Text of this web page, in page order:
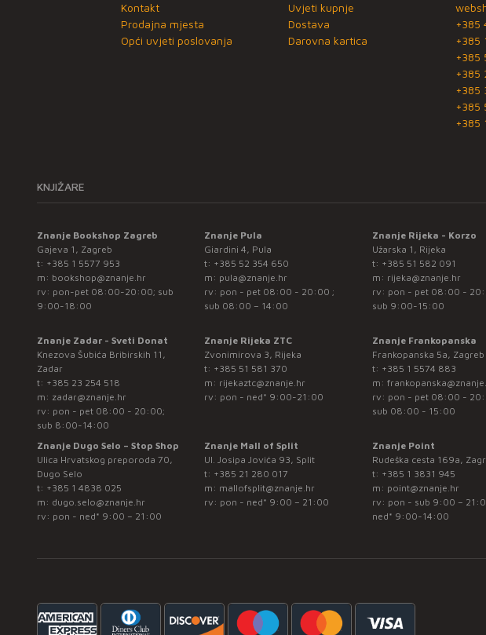
Kontakt
Prodajna mjesta
Opći uvjeti poslovanja
Uvjeti kupnje
Dostava
Darovna kartica
+385
+385
+385
+385
+385
+385
+385
KNJIŽARE
Znanje Bookshop Zagreb
Gajeva 1, Zagreb
t: +385 1 5577 953
m: bookshop@znanje.hr
rv: pon-pet 08:00-20:00; sub
9:00-18:00
Znanje Pula
Giardini 4, Pula
t: +385 52 354 650
m: pula@znanje.hr
rv: pon - pet 08:00 - 20:00 ;
sub 08:00 – 14:00
Znanje Rijeka - Korzo
Užarska 1, Rijeka
t: +385 51 582 091
m: rijeka@znanje.hr
rv: pon - pet 08:00 -
sub 9:00-15:00
Znanje Zadar - Sveti Donat
Knezova Šubića Bribirskih 11,
Zadar
t: +385 23 254 518
m: zadar@znanje.hr
rv: pon - pet 08:00 - 20:00;
sub 8:00-14:00
Znanje Rijeka ZTC
Zvonimirova 3, Rijeka
t: +385 51 581 370
m: rijekaztc@znanje.hr
rv: pon - ned* 9:00-21:00
Znanje Frankopanska
Frankopanska 5a, Zagreb
t: +385 1 5574 883
m:
rv: pon - pet 08:00 -
sub 08:00 - 15:00
Znanje Dugo Selo – Stop Shop
Ulica Hrvatskog preporoda 70,
Dugo Selo
t: +385 1 4838 025
m: dugo.selo@znanje.hr
rv: pon - ned* 9:00 – 21:00
Znanje Mall of Split
Ul. Josipa Jovića 93, Split
t: +385 21 280 017
m: mallofsplit@znanje.hr
rv: pon - ned* 9:00 – 21:00
Znanje Point
Rudeška cesta 169a,
t: +385 1 3831 945
m: point@znanje.hr
rv: pon - sub 9:00 –
ned* 9:00-14:00